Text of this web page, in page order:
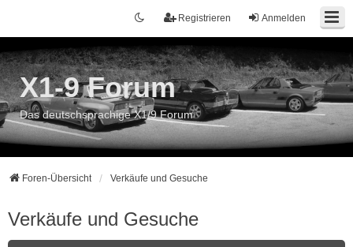
Anmelden
Registrieren
X1-9 Forum
Das deutschsprachige X1/9 Forum
Foren-Übersicht Verkäufe und Gesuche
Verkäufe und Gesuche